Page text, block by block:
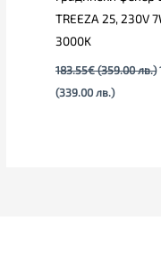
TREEZA 25, 230V
3000K
183.55€ (359.00 лв.)
(339.00 лв.)